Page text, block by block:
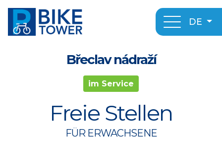
DE
Břeclav nádraží
im Service
Freie Stellen
FÜR ERWACHSENE